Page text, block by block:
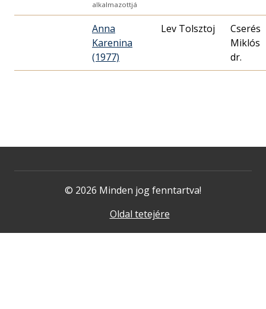
alkalmazottjá
Anna
Karenina
(1977)
Lev Tolsztoj
Cserés
Miklós
dr.
© 2026 Minden jog fenntartva!
Oldal tetejére